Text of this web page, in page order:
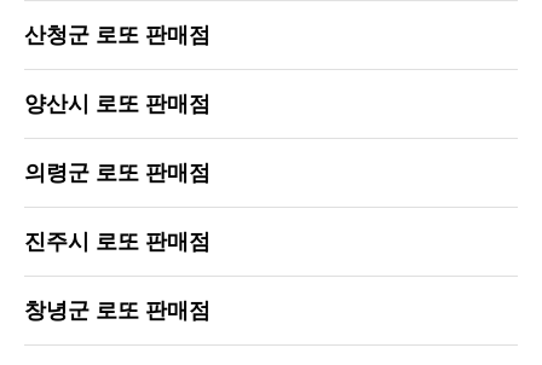
산청군 로또 판매점
양산시 로또 판매점
의령군 로또 판매점
진주시 로또 판매점
창녕군 로또 판매점